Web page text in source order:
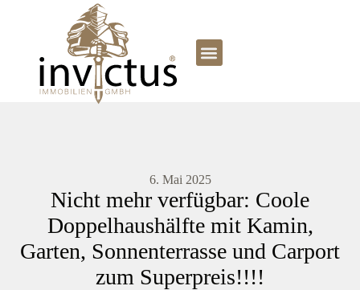
6. Mai 2025
Nicht mehr verfügbar: Coole
Doppelhaushälfte mit Kamin,
Garten, Sonnenterrasse und Carport
zum Superpreis!!!!